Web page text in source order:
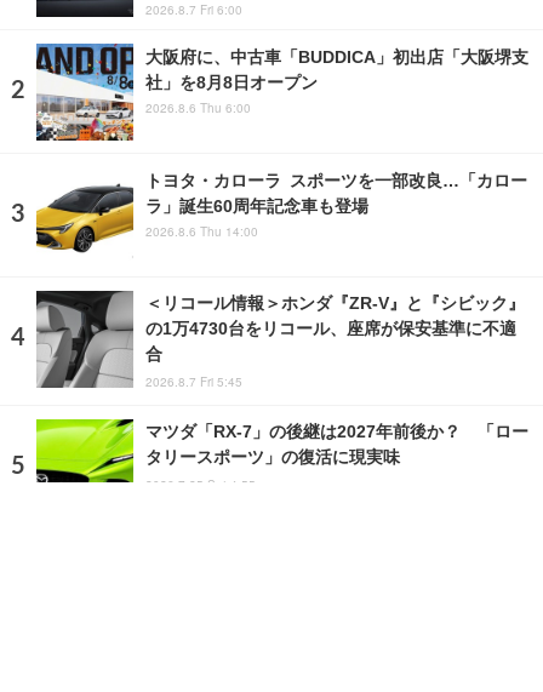
2026.8.7 Fri 6:00
大阪府に、中古車「BUDDICA」初出店「大阪堺支
社」を8月8日オープン
2026.8.6 Thu 6:00
トヨタ・カローラ スポーツを一部改良…「カロー
ラ」誕生60周年記念車も登場
2026.8.6 Thu 14:00
＜リコール情報＞ホンダ『ZR-V』と『シビック』
の1万4730台をリコール、座席が保安基準に不適
合
2026.8.7 Fri 5:45
マツダ「RX-7」の後継は2027年前後か？ 「ロー
タリースポーツ」の復活に現実味
2026.7.25 Sat 4:55